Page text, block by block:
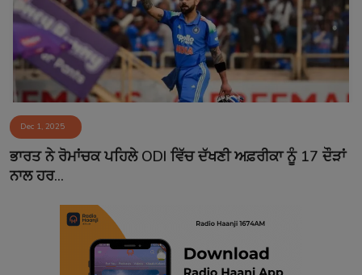
Dec 1, 2025
ਭਾਰਤ ਨੇ ਰੋਮਾਂਚਕ ਪਹਿਲੇ ODI ਵਿੱਚ ਦੱਖਣੀ ਅਫ਼ਰੀਕਾ ਨੂੰ 17 ਦੌੜਾਂ
ਨਾਲ ਹਰ...